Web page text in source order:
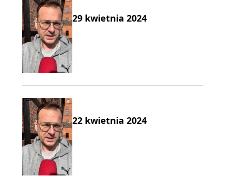
29 kwietnia 2024
22 kwietnia 2024